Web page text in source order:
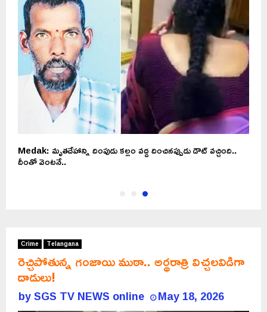
Medak: మృతదేహాన్ని దింపుడు కల్లం వద్ద దించినప్పుడు డౌట్ వచ్చింది..
దీంతో వెంటనే..
Crime Telangana
రెచ్చిపోతున్న గంజాయి ముఠా.. అర్థరాత్రి విచ్చలవిడిగా
దాడులు!
bySGS TV NEWS online May 18, 2026